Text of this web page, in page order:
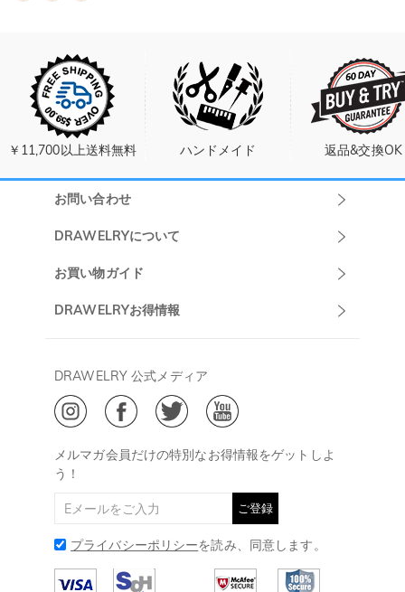
￥11,700以上送料無料 ハンドメイド 返品&交換OK
お問い合わせ
DRAWELRYについて
DRAWELRYについて
ご利用規約
ご特定商取引法に基づく表示
お買い物ガイド
発送について
ジュエリーお手入れ
Drawelry Blog
DRAWELRYお得情報
会員・ポイントについて
メルマガ会員だけの特別なお得情報をゲットしよ
う！
ご登録
プライバシーポリシーを読み、同意します。
DRAWELRY 公式メディア